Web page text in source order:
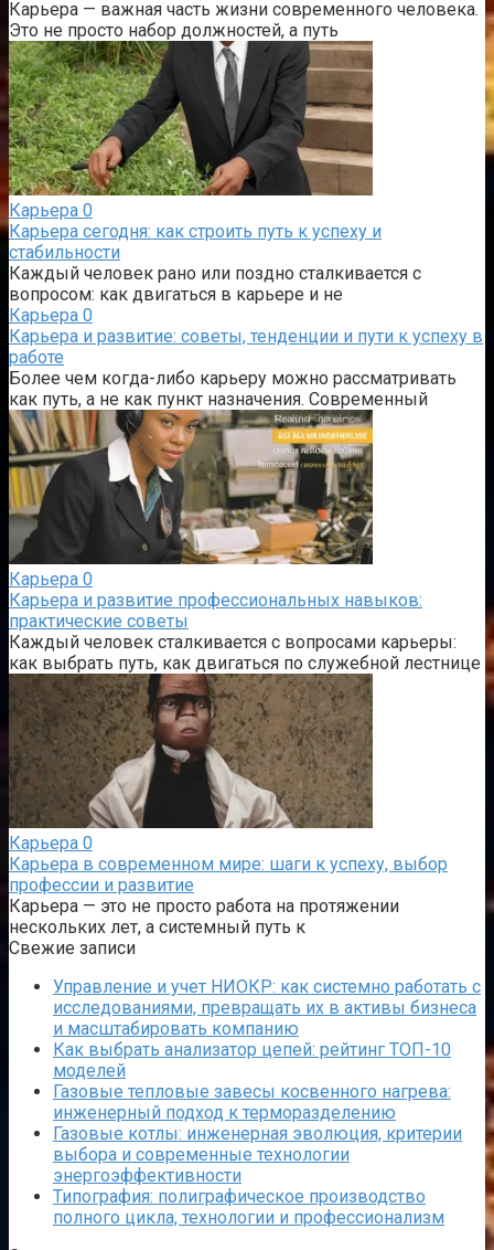
Карьера — важная часть жизни современного человека.
Это не просто набор должностей, а путь
Карьера 0
Карьера сегодня: как строить путь к успеху и
стабильности
Каждый человек рано или поздно сталкивается с
вопросом: как двигаться в карьере и не
Карьера 0
Карьера и развитие: советы, тенденции и пути к успеху в
работе
Более чем когда-либо карьеру можно рассматривать
как путь, а не как пункт назначения. Современный
Карьера 0
Карьера и развитие профессиональных навыков:
практические советы
Каждый человек сталкивается с вопросами карьеры:
как выбрать путь, как двигаться по служебной лестнице
Карьера 0
Карьера в современном мире: шаги к успеху, выбор
профессии и развитие
Карьера — это не просто работа на протяжении
нескольких лет, а системный путь к
Свежие записи
Управление и учет НИОКР: как системно работать с
исследованиями, превращать их в активы бизнеса
и масштабировать компанию
Как выбрать анализатор цепей: рейтинг ТОП-10
моделей
Газовые тепловые завесы косвенного нагрева:
инженерный подход к терморазделению
Газовые котлы: инженерная эволюция, критерии
выбора и современные технологии
энергоэффективности
Типография: полиграфическое производство
полного цикла, технологии и профессионализм